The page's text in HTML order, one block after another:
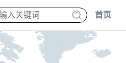
首页